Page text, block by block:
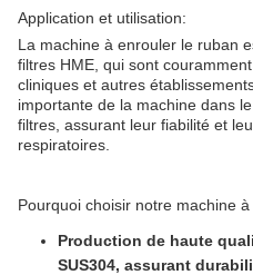
Application et utilisation:
La machine à enrouler le ruban
filtres HME, qui sont
cliniques et autres
importante de la machine dans
filtres, assurant leur fiabilité et
respiratoires.
Pourquoi choisir notre machine
Production de haute
SUS304, assurant